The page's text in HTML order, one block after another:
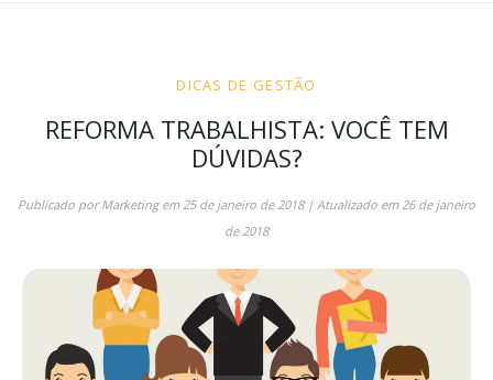
DICAS DE GESTÃO
REFORMA TRABALHISTA: VOCÊ TEM
DÚVIDAS?
Publicado porMarketingem 25 de janeiro de 2018| Atualizado em 26 de janeiro
de 2018